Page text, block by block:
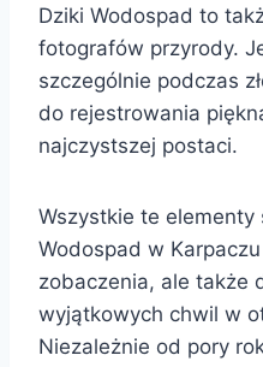
Dziki Wodospad to
fotografów przyrody.
szczególnie podczas
do rejestrowania
najczystszej postaci.
Wszystkie te elementy
Wodospad w
zobaczenia, ale także
wyjątkowych chwil w
Niezależnie od pory